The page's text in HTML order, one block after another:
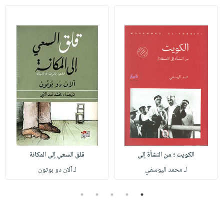
الكويت ؛ من النشأة إلى
لـ محمد اليوسفي
قلق السعي إلى المكانة
لـ آلان دو بوتون
1
2
3
4
5